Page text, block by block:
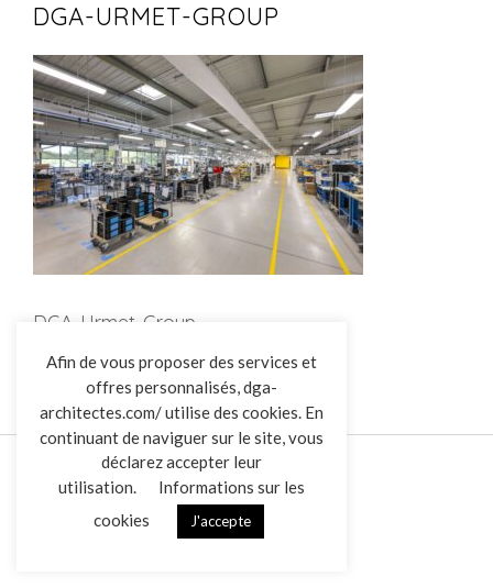
L’AGENCE
RÉALISATIONS
ACTUALITÉS
CONTACT
DGA-URMET-GROUP
DGA-Urmet-Group
Afin de vous proposer des services et
offres personnalisés, dga-
architectes.com/ utilise des cookies. En
continuant de naviguer sur le site, vous
déclarez accepter leur
utilisation.
Informations sur les
cookies
J'accepte